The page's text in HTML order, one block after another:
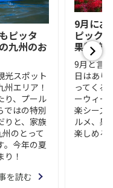
ピッタ
九州のお
光スポット
エリア！
り、プール
ではの特別
りと、家族
のとって
。今年の夏
！
を読む
9月にお
ピック
果物狩
9月と言
日はあり
ってくる
ーウィー
楽シーズ
ルメ、果
楽しめる